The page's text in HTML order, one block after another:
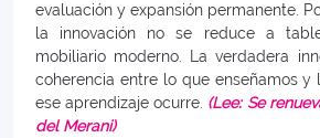
evaluación y expansión permanente.
la innovación no se reduce a
mobiliario moderno. La verdadera
coherencia entre lo que enseñamos y
ese aprendizaje ocurre. (Lee: Se
del Merani)